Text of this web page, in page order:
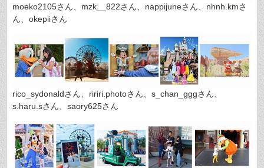
moeko2105さん、mzk__822さん、nappijuneさん、nhnh.kmさ
ん、okepiiさん
rico_sydonaldさん、ririri.photoさん、s_chan_gggさん、
s.haru.sさん、saory625さん